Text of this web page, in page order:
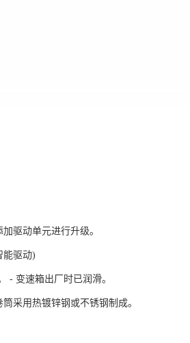
驱动单元进行升级。
能驱动)
- 变速箱出厂时已润滑。
采用热镀锌钢或不锈钢制成。